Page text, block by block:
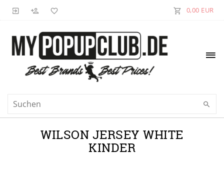
0,00 EUR
WILSON JERSEY WHITE
KINDER